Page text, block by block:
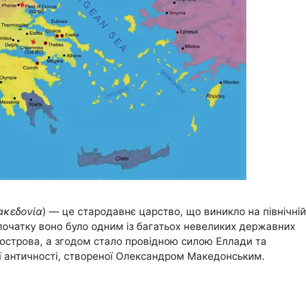
) — це стародавнє царство, що виникло на північній
воно було одним із багатьох невеликих державних
а згодом стало провідною силою Еллади та
античності, створеної Олександром Македонським.